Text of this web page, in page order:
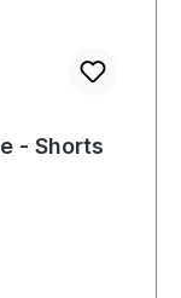
- Shorts